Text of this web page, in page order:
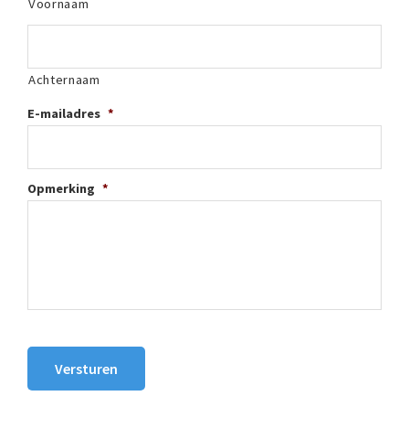
Achternaam
E-mailadres *
Opmerking *
Versturen